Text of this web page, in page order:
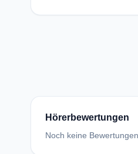
Hörerbewertungen
Noch keine